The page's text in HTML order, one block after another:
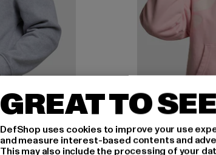
GREAT TO
DefShop uses cookies to improve your use
and measure interest-based contents and
This may also include the processing of your